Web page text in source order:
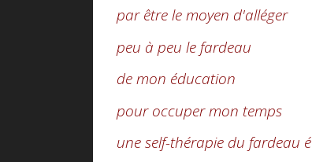
par être le moyen d'alléger
peu à peu le fardeau
de mon éducation
pour occuper mon temps
une self-thérapie du fardeau